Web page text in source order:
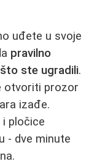
uđete u svoje
pravilno
ste ugradili.
otvoriti prozor
izađe.
pločice
- dve minute